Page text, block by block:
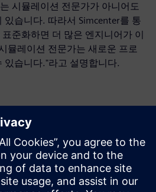
시뮬레이션 전문가가 아니어도
있습니다. 따라서 Simcenter를 통
준화하면 더 많은 엔지니어가 이
뮬레이션 전문가는 새로운 프로
있습니다."라고 설명합니다.
모두와 긴밀하